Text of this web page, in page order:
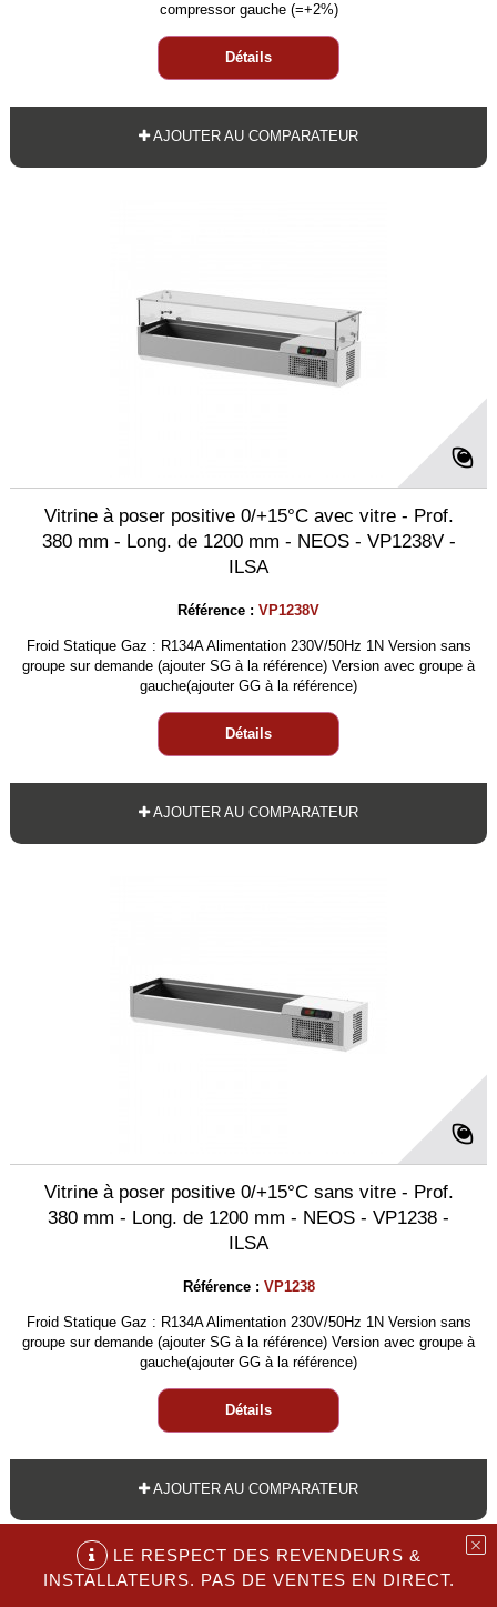
LE RESPECT DES REVENDEURS &
INSTALLATEURS. PAS DE VENTES EN DIRECT.
compressor gauche (=+2%)
Détails
AJOUTER AU COMPARATEUR
Vitrine à poser positive 0/+15°C avec vitre - Prof.
380 mm - Long. de 1200 mm - NEOS - VP1238V -
ILSA
Référence : VP1238V
Froid Statique Gaz : R134A Alimentation 230V/50Hz 1N Version sans
groupe sur demande (ajouter SG à la référence) Version avec groupe à
gauche(ajouter GG à la référence)
Détails
AJOUTER AU COMPARATEUR
Vitrine à poser positive 0/+15°C sans vitre - Prof.
380 mm - Long. de 1200 mm - NEOS - VP1238 -
ILSA
Référence : VP1238
Froid Statique Gaz : R134A Alimentation 230V/50Hz 1N Version sans
groupe sur demande (ajouter SG à la référence) Version avec groupe à
gauche(ajouter GG à la référence)
Détails
AJOUTER AU COMPARATEUR